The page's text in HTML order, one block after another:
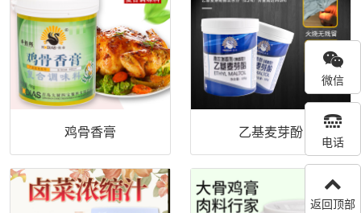
鸡骨香膏 乙基麦芽酚
微信
电话
返回顶部